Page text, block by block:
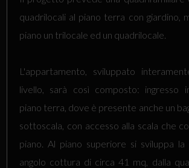
quadrilocali al piano terra con giardino,
piano un trilocale ed un quadrilocale.
L'appartamento, sviluppato
livello, sarà così composto: ingresso
piano terra, dove è presente anche un
sottoscala, con accesso alla scala che
piano. Al piano superiore si sviluppa la
angolo cottura di circa 41 mq, dalla